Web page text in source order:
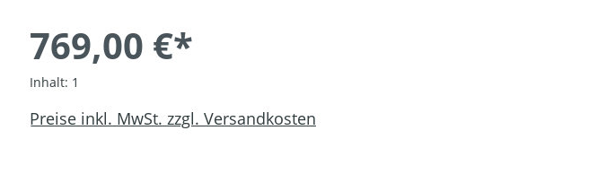
769,00 €*
Inhalt: 1
Preise inkl. MwSt. zzgl. Versandkosten